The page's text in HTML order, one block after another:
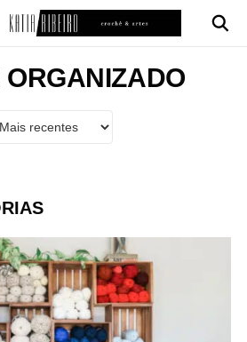
ORGANIZADO